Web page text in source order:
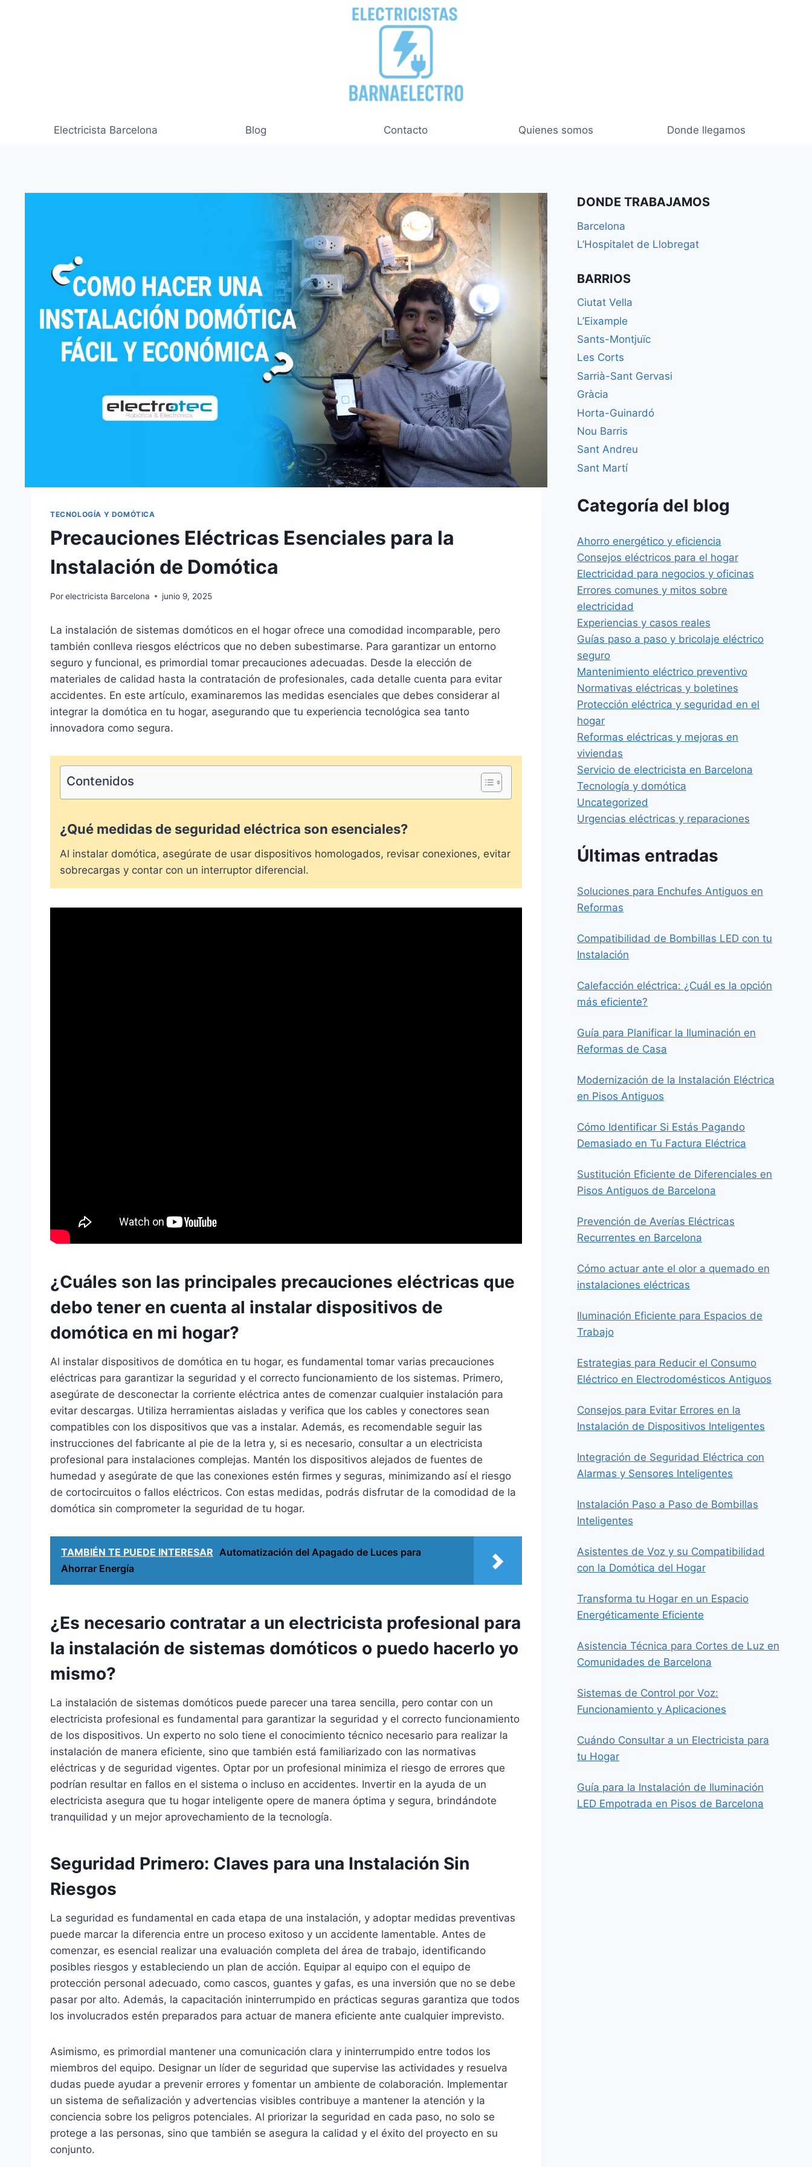
Electricista Barcelona Blog Contacto Quienes somos Donde llegamos
TECNOLOGÍA Y DOMÓTICA
Precauciones Eléctricas Esenciales para la
Instalación de Domótica
Porelectricista Barcelona junio 9, 2025
La instalación de sistemas domóticos en el hogar ofrece una comodidad incomparable, pero
también conlleva riesgos eléctricos que no deben subestimarse. Para garantizar un entorno
seguro y funcional, es primordial tomar precauciones adecuadas. Desde la elección de
materiales de calidad hasta la contratación de profesionales, cada detalle cuenta para evitar
accidentes. En este artículo, examinaremos las medidas esenciales que debes considerar al
integrar la domótica en tu hogar, asegurando que tu experiencia tecnológica sea tanto
innovadora como segura.
Contenidos
¿Qué medidas de seguridad eléctrica son esenciales?
Al instalar domótica, asegúrate de usar dispositivos homologados, revisar conexiones, evitar
sobrecargas y contar con un interruptor diferencial.
¿Cuáles son las principales precauciones eléctricas que
debo tener en cuenta al instalar dispositivos de
domótica en mi hogar?
Al instalar dispositivos de domótica en tu hogar, es fundamental tomar varias precauciones
eléctricas para garantizar la seguridad y el correcto funcionamiento de los sistemas. Primero,
asegúrate de desconectar la corriente eléctrica antes de comenzar cualquier instalación para
evitar descargas. Utiliza herramientas aisladas y verifica que los cables y conectores sean
compatibles con los dispositivos que vas a instalar. Además, es recomendable seguir las
instrucciones del fabricante al pie de la letra y, si es necesario, consultar a un electricista
profesional para instalaciones complejas. Mantén los dispositivos alejados de fuentes de
humedad y asegúrate de que las conexiones estén firmes y seguras, minimizando así el riesgo
de cortocircuitos o fallos eléctricos. Con estas medidas, podrás disfrutar de la comodidad de la
domótica sin comprometer la seguridad de tu hogar.
TAMBIÉN TE PUEDE INTERESAR Automatización del Apagado de Luces para
Ahorrar Energía
¿Es necesario contratar a un electricista profesional para
la instalación de sistemas domóticos o puedo hacerlo yo
mismo?
La instalación de sistemas domóticos puede parecer una tarea sencilla, pero contar con un
electricista profesional es fundamental para garantizar la seguridad y el correcto funcionamiento
de los dispositivos. Un experto no solo tiene el conocimiento técnico necesario para realizar la
instalación de manera eficiente, sino que también está familiarizado con las normativas
eléctricas y de seguridad vigentes. Optar por un profesional minimiza el riesgo de errores que
podrían resultar en fallos en el sistema o incluso en accidentes. Invertir en la ayuda de un
electricista asegura que tu hogar inteligente opere de manera óptima y segura, brindándote
tranquilidad y un mejor aprovechamiento de la tecnología.
Seguridad Primero: Claves para una Instalación Sin
Riesgos
La seguridad es fundamental en cada etapa de una instalación, y adoptar medidas preventivas
puede marcar la diferencia entre un proceso exitoso y un accidente lamentable. Antes de
comenzar, es esencial realizar una evaluación completa del área de trabajo, identificando
posibles riesgos y estableciendo un plan de acción. Equipar al equipo con el equipo de
protección personal adecuado, como cascos, guantes y gafas, es una inversión que no se debe
pasar por alto. Además, la capacitación ininterrumpido en prácticas seguras garantiza que todos
los involucrados estén preparados para actuar de manera eficiente ante cualquier imprevisto.
Asimismo, es primordial mantener una comunicación clara y ininterrumpido entre todos los
miembros del equipo. Designar un líder de seguridad que supervise las actividades y resuelva
dudas puede ayudar a prevenir errores y fomentar un ambiente de colaboración. Implementar
un sistema de señalización y advertencias visibles contribuye a mantener la atención y la
conciencia sobre los peligros potenciales. Al priorizar la seguridad en cada paso, no solo se
protege a las personas, sino que también se asegura la calidad y el éxito del proyecto en su
conjunto.
DONDE TRABAJAMOS
Barcelona
L’Hospitalet de Llobregat
BARRIOS
Ciutat Vella
L’Eixample
Sants-Montjuïc
Les Corts
Sarrià-Sant Gervasi
Gràcia
Horta-Guinardó
Nou Barris
Sant Andreu
Sant Martí
Categoría del blog
Ahorro energético y eficiencia
Consejos eléctricos para el hogar
Electricidad para negocios y oficinas
Errores comunes y mitos sobre
electricidad
Experiencias y casos reales
Guías paso a paso y bricolaje eléctrico
seguro
Mantenimiento eléctrico preventivo
Normativas eléctricas y boletines
Protección eléctrica y seguridad en el
hogar
Reformas eléctricas y mejoras en
viviendas
Servicio de electricista en Barcelona
Tecnología y domótica
Uncategorized
Urgencias eléctricas y reparaciones
Últimas entradas
Soluciones para Enchufes Antiguos en
Reformas
Compatibilidad de Bombillas LED con tu
Instalación
Calefacción eléctrica: ¿Cuál es la opción
más eficiente?
Guía para Planificar la Iluminación en
Reformas de Casa
Modernización de la Instalación Eléctrica
en Pisos Antiguos
Cómo Identificar Si Estás Pagando
Demasiado en Tu Factura Eléctrica
Sustitución Eficiente de Diferenciales en
Pisos Antiguos de Barcelona
Prevención de Averías Eléctricas
Recurrentes en Barcelona
Cómo actuar ante el olor a quemado en
instalaciones eléctricas
Iluminación Eficiente para Espacios de
Trabajo
Estrategias para Reducir el Consumo
Eléctrico en Electrodomésticos Antiguos
Consejos para Evitar Errores en la
Instalación de Dispositivos Inteligentes
Integración de Seguridad Eléctrica con
Alarmas y Sensores Inteligentes
Instalación Paso a Paso de Bombillas
Inteligentes
Asistentes de Voz y su Compatibilidad
con la Domótica del Hogar
Transforma tu Hogar en un Espacio
Energéticamente Eficiente
Asistencia Técnica para Cortes de Luz en
Comunidades de Barcelona
Sistemas de Control por Voz:
Funcionamiento y Aplicaciones
Cuándo Consultar a un Electricista para
tu Hogar
Guía para la Instalación de Iluminación
LED Empotrada en Pisos de Barcelona